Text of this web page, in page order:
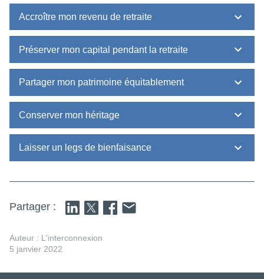
Accroître mon revenu de retraite
Préserver mon capital pendant la retraite
Partager mon patrimoine équitablement
Conserver mon héritage
Laisser un legs de bienfaisance
Partager :
Auteur : L'interconnexion
5 janvier 2022